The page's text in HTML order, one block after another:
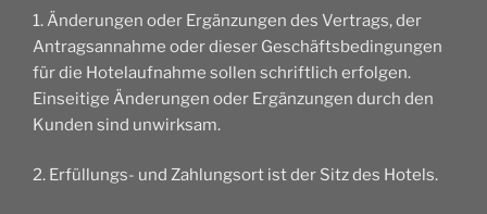
1. Änderungen oder Ergänzungen des Vertrags, der
Antragsannahme oder dieser Geschäftsbedingungen
für die Hotelaufnahme sollen schriftlich erfolgen.
Einseitige Änderungen oder Ergänzungen durch den
Kunden sind unwirksam.
2. Erfüllungs- und Zahlungsort ist der Sitz des Hotels.